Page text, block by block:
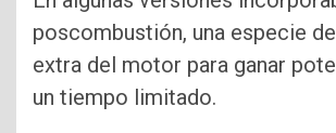
poscombustión, una especie
extra del motor para ganar
un tiempo limitado.